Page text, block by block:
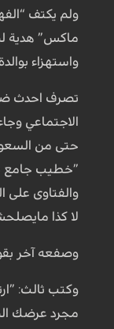
ولم يكتف
ماكس” هدية
واستهزاء
تصرف احدث
الاجتماعي
حتى من
”خطيب جامع
والفتاوى على
لا كذا
وصفعه آخر
وكتب ثالث:
مجرد عرضك